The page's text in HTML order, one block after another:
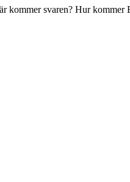
kommer svaren? Hur